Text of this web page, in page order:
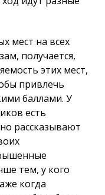
мест на всех
получается,
этих мест,
привлечь
баллами. У
есть
рассказывают
тем, у кого
когда